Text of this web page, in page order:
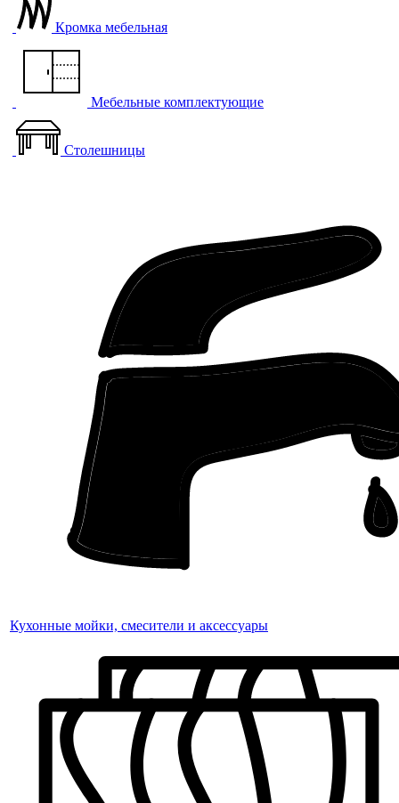
Кромка мебельная
Мебельные комплектующие
Столешницы
Кухонные мойки, смесители и аксессуары